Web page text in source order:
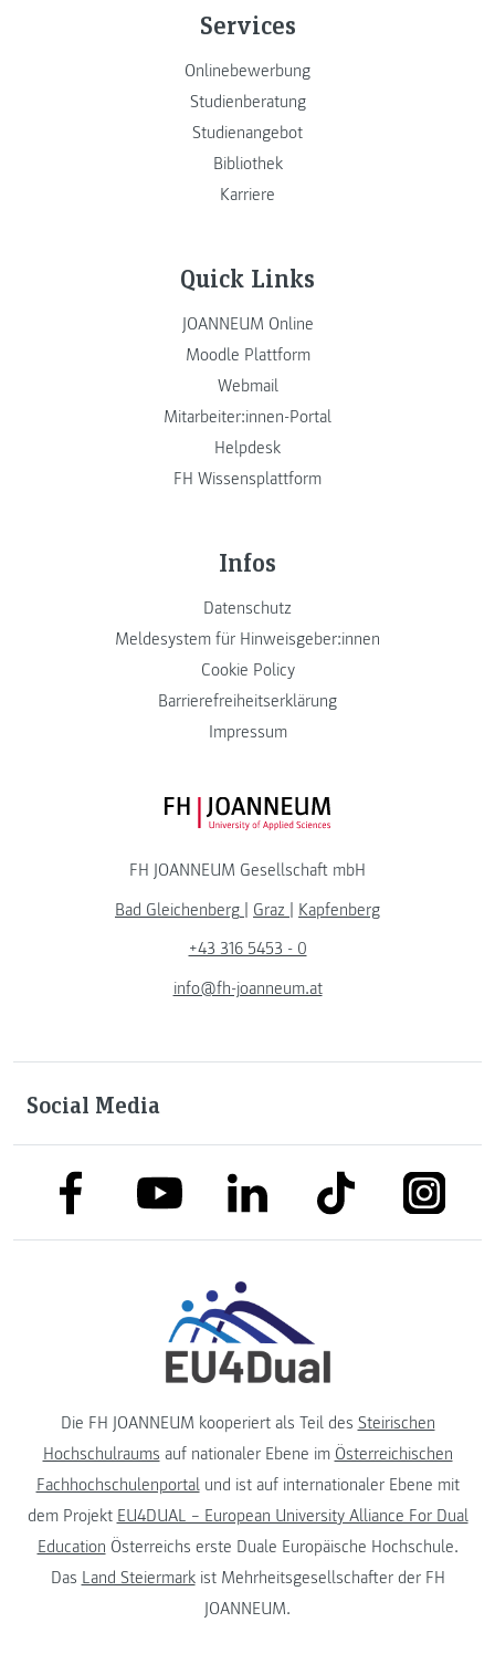
Services
Onlinebewerbung
Studienberatung
Studienangebot
Bibliothek
Karriere
Quick Links
JOANNEUM Online
Moodle Plattform
Webmail
Mitarbeiter:innen-Portal
Helpdesk
FH Wissensplattform
Infos
Datenschutz
Meldesystem für Hinweisgeber:innen
Cookie Policy
Barrierefreiheitserklärung
Impressum
FH JOANNEUM Logo
FH JOANNEUM Gesellschaft mbH
Bad Gleichenberg | Graz | Kapfenberg
+43 316 5453 - 0
info@fh-joanneum.at
Social Media
link to facebooklink to youtubelink to linkedinlink to tiktok link to
Die FH JOANNEUM kooperiert als Teil des Steirischen
Hochschulraums auf nationaler Ebene im Österreichischen
Fachhochschulenportalund ist auf internationaler Ebene mit
dem Projekt EU4DUAL – European University Alliance For Dual
Education Österreichs erste Duale Europäische Hochschule.
Das Land Steiermarkist Mehrheitsgesellschafter der FH
JOANNEUM.